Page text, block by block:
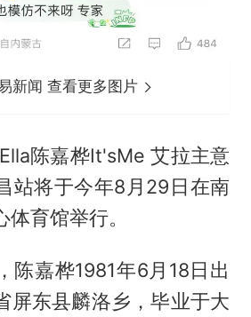
新闻 查看更多图片
陈嘉桦It'sMe 艾拉主意
站将于今年8月29日在南
育馆举行。
陈嘉桦1981年6月18日出
屏东县麟洛乡，毕业于大